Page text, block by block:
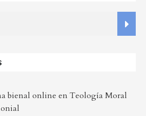
bienal online en Teología Moral